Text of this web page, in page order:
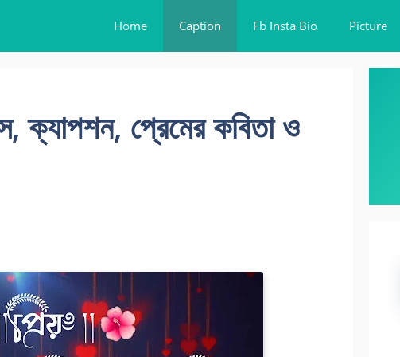
Home Caption Fb Insta Bio Picture
ক্যাপশন, প্রেমের কবিতা ও